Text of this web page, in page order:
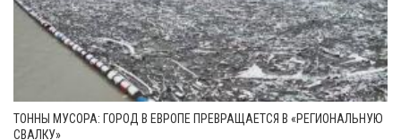
ТОННЫ МУСОРА: ГОРОД В ЕВРОПЕ ПРЕВРАЩАЕТСЯ В «РЕГИОНАЛЬНУЮ
СВАЛКУ»